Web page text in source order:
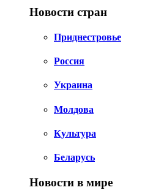
Новости стран
Приднестровье
Россия
Украина
Молдова
Культура
Беларусь
Новости в мире